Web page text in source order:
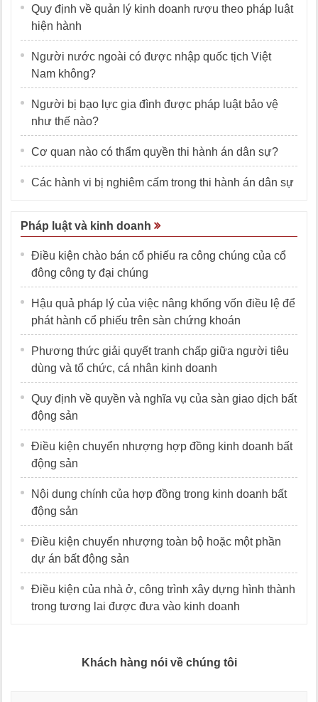
Quy định về quản lý kinh doanh rượu theo pháp luật
hiện hành
Người nước ngoài có được nhập quốc tịch Việt
Nam không?
Người bị bạo lực gia đình được pháp luật bảo vệ
như thế nào?
Cơ quan nào có thẩm quyền thi hành án dân sự?
Các hành vi bị nghiêm cấm trong thi hành án dân sự
Pháp luật và kinh doanh
Điều kiện chào bán cổ phiếu ra công chúng của cổ
đông công ty đại chúng
Hậu quả pháp lý của việc nâng khống vốn điều lệ để
phát hành cổ phiếu trên sàn chứng khoán
Phương thức giải quyết tranh chấp giữa người tiêu
dùng và tổ chức, cá nhân kinh doanh
Quy định về quyền và nghĩa vụ của sàn giao dịch bất
động sản
Điều kiện chuyển nhượng hợp đồng kinh doanh bất
động sản
Nội dung chính của hợp đồng trong kinh doanh bất
động sản
Điều kiện chuyển nhượng toàn bộ hoặc một phần
dự án bất động sản
Điều kiện của nhà ở, công trình xây dựng hình thành
trong tương lai được đưa vào kinh doanh
Khách hàng nói về chúng tôi